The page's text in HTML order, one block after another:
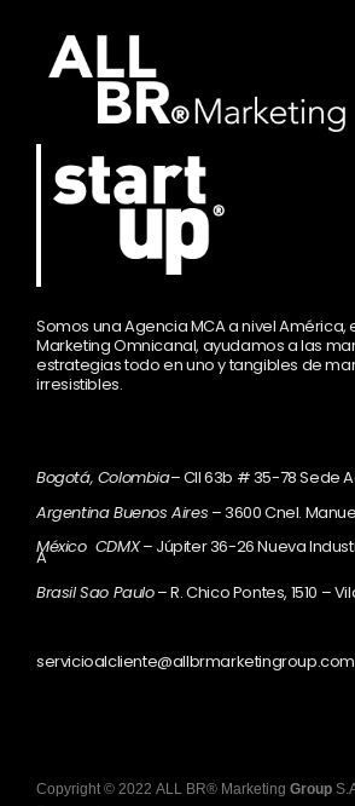
Somos una Agencia MCA a nivel América,
Marketing Omnicanal, ayudamos a las
estrategias todo en uno y tangibles de
irresistibles.
Bogotá, Colombia– Cll 63b # 35-78 Sede
Argentina Buenos Aires – 3600 Cnel.
México CDMX– Júpiter 36-26 Nueva
A
Brasil Sao Paulo– R. Chico Pontes, 1510 –
servicioalcliente@allbrmarketingroup.com
Copyright© 2022 ALL BR® Marketing Group